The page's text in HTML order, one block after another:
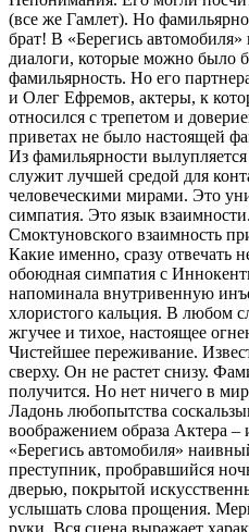
(все же Гамлет). Но
брат! В «Берегись автомобиля»
диалоги, которые можно было
фамильярность. Но его
и Олег Ефремов, актеры, к
относился с трепетом и
приветах не было настоящей
Из фамильярности
служит лучшей средой для
человеческими мирами. Это
симпатия. Это язык
Смоктуновского взаимность
Какие именно, сразу отвечать
обоюдная симпатия с
напоминала внутривенную
хлористого кальция. В любом
жгучее и тихое, настоящее
Чистейшее переживание.
сверху. Он не растет снизу.
получится. Но нет ничего в
Ладонь любопытства
воображением образа Актера –
«Берегись автомобиля»
преступник, пробравшийся
дверью, покрытой
услышать слова прощения.
руки. Вся сцена выражает